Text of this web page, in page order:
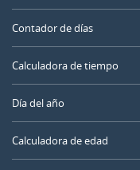
Contador de días
Calculadora de tiempo
Día del año
Calculadora de edad